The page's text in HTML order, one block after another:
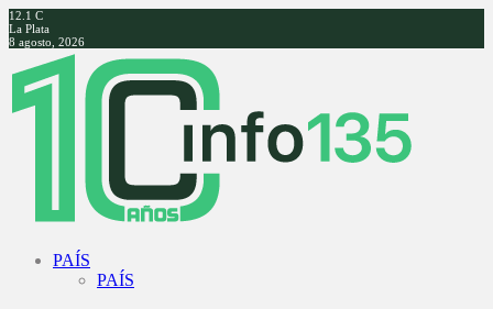
12.1 C
La Plata
8 agosto, 2026
Facebook
Twitter
Instagram
Youtube
PAÍS
PAÍS